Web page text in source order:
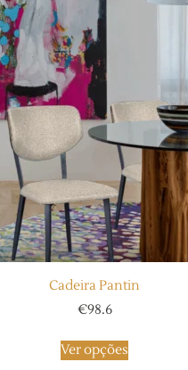
Cadeira Pantin
€98.6
Ver opções